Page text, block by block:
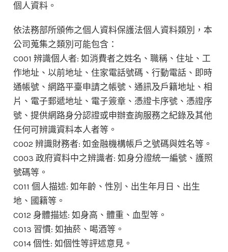
個人資料。
依法務部所頒佈之個人資料保護法個人資料類別，本
公司蒐集之類別可能包含：
C001 辨識個人者: 如消費者之姓名、職稱、住址、工
作地址、以前地址、住家電話號碼、行動電話、即時
通帳號、網路平臺申請之帳號、通訊及戶籍地址、相
片、電子郵遞地址、電子簽章、憑證卡序號、憑證序
號、提供網路身分認證或申辦查詢服務之紀錄及其他
任何可辨識資料本人者等。
C002 辨識財務者: 如金融機構帳戶之號碼與姓名等。
C003 政府資料中之辨識者: 如身分證統一編號、護照
號碼等。
C011 個人描述: 如年齡、性別、出生年月日、出生
地、國籍等。
C012 身體描述: 如身高、體重、血型等。
C013 習慣: 如抽菸、喝酒等。
C014 個性: 如個性等評述意見。